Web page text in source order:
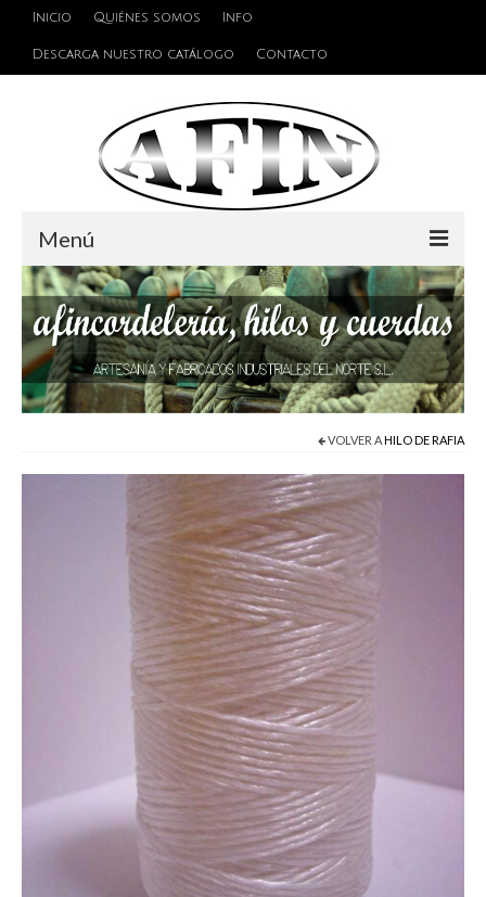
Inicio Quiénes somos Info
Descarga nuestro catálogo Contacto
Menú
Cuerdas
Hilos
Alambres y Cables
Accesorios de unión
Pegamento
VOLVER AHILO DE RAFIA